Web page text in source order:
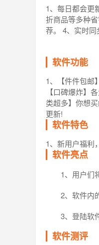
1、每日都会更
折商品等多种
荐。 4、实时同
软件功能
1、【件件包邮
【口碑爆炸】
类超多】你想
更新!
软件特色
1、新用户福利
软件亮点
1、用户们
2、软件内
3、登陆软
软件测评